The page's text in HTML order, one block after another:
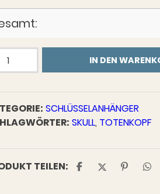
IN DEN
SCHLÜSSELANHÄNGER
SKULL, TOTENKOPF
TEILEN: